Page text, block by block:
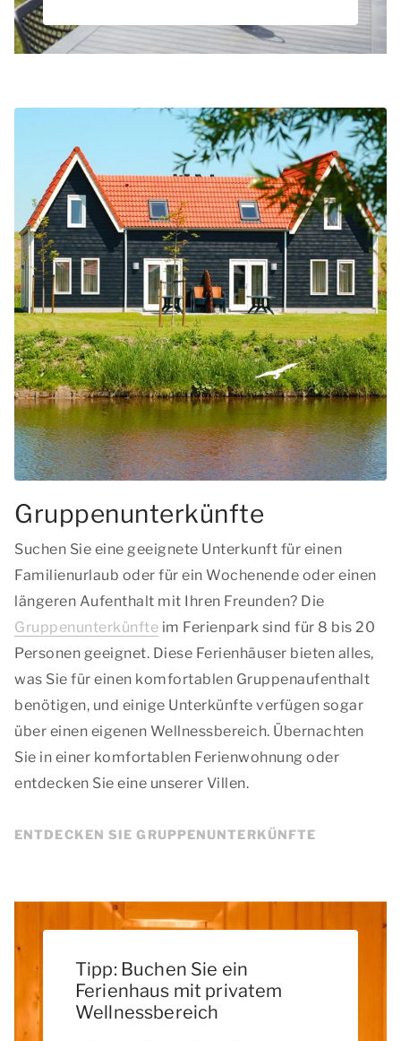
Gruppenunterkünfte
Suchen Sie eine geeignete Unterkunft für einen
Familienurlaub oder für ein Wochenende oder einen
längeren Aufenthalt mit Ihren Freunden? Die
Gruppenunterkünfte im Ferienpark sind für 8 bis 20
Personen geeignet. Diese Ferienhäuser bieten alles,
was Sie für einen komfortablen Gruppenaufenthalt
benötigen, und einige Unterkünfte verfügen sogar
über einen eigenen Wellnessbereich. Übernachten
Sie in einer komfortablen Ferienwohnung oder
entdecken Sie eine unserer Villen.
ENTDECKEN SIE GRUPPENUNTERKÜNFTE
Tipp: Buchen Sie ein
Ferienhaus mit privatem
Wellnessbereich